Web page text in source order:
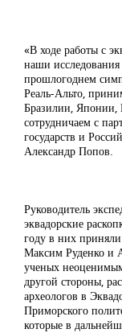
«В ходе работы с
наши
прошлогоднем
Реаль-Альто,
Бразилии,
сотрудничаем с
государств и
Александр Попов.
Руководитель
эквадорские
году в них
Максим Руденко и
ученых
другой стороны,
археологов в
Приморского
которые в